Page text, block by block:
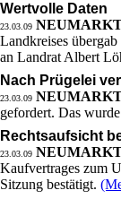
Wertvolle Daten
23.03.09
Landkreises
an Landrat Albert
Nach Prügelei
23.03.09
gefordert. Das
Rechtsaufsicht
23.03.09
Kaufvertrages zum
Sitzung bestätigt.